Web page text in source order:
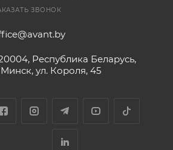
ЗВОНОК
Республика Беларусь,
Минск, ул. Короля, 45